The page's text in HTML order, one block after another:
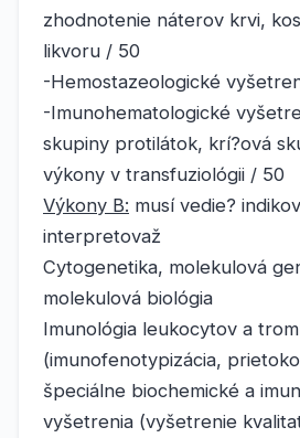
zhodnotenie náterov krvi,
likvoru / 50
-Hemostazeologické
-Imunohematologické
skupiny protilátok, krí?ová
výkony v transfuziológii / 50
Výkony B: musí vedie?
interpretovaž
Cytogenetika, molekulová
molekulová biológia
Imunológia leukocytov a
(imunofenotypizácia,
špeciálne biochemické a
vyšetrenia (vyšetrenie